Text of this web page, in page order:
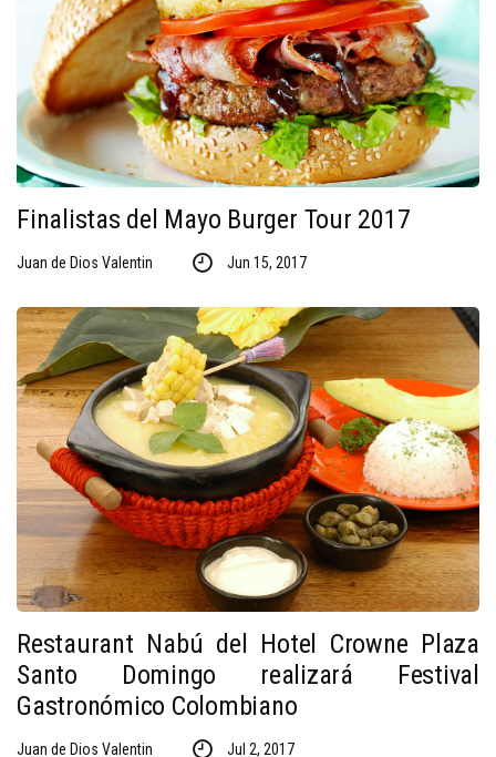
Finalistas del Mayo Burger Tour 2017
Juan de Dios Valentin Jun 15, 2017
Restaurant Nabú del Hotel Crowne Plaza
Santo Domingo realizará Festival
Gastronómico Colombiano
Juan de Dios Valentin Jul 2, 2017